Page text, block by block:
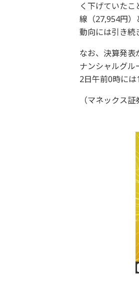
く下げていた
線（27,954円
動向には引き続
なお、決算発表
ナンシャルグル
2日午前0時には
（マネックス